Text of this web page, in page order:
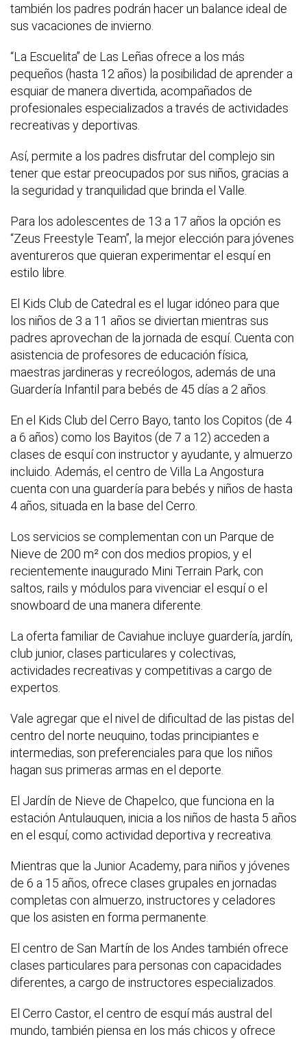
también los padres podrán hacer un balance ideal de
sus vacaciones de invierno.
“La Escuelita” de Las Leñas ofrece a los más
pequeños (hasta 12 años) la posibilidad de aprender a
esquiar de manera divertida, acompañados de
profesionales especializados a través de actividades
recreativas y deportivas.
Así, permite a los padres disfrutar del complejo sin
tener que estar preocupados por sus niños, gracias a
la seguridad y tranquilidad que brinda el Valle.
Para los adolescentes de 13 a 17 años la opción es
“Zeus Freestyle Team”, la mejor elección para jóvenes
aventureros que quieran experimentar el esquí en
estilo libre.
El Kids Club de Catedral es el lugar idóneo para que
los niños de 3 a 11 años se diviertan mientras sus
padres aprovechan de la jornada de esquí. Cuenta con
asistencia de profesores de educación física,
maestras jardineras y recreólogos, además de una
Guardería Infantil para bebés de 45 días a 2 años.
En el Kids Club del Cerro Bayo, tanto los Copitos (de 4
a 6 años) como los Bayitos (de 7 a 12) acceden a
clases de esquí con instructor y ayudante, y almuerzo
incluido. Además, el centro de Villa La Angostura
cuenta con una guardería para bebés y niños de hasta
4 años, situada en la base del Cerro.
Los servicios se complementan con un Parque de
Nieve de 200 m² con dos medios propios, y el
recientemente inaugurado Mini Terrain Park, con
saltos, rails y módulos para vivenciar el esquí o el
snowboard de una manera diferente.
La oferta familiar de Caviahue incluye guardería, jardín,
club junior, clases particulares y colectivas,
actividades recreativas y competitivas a cargo de
expertos.
Vale agregar que el nivel de dificultad de las pistas del
centro del norte neuquino, todas principiantes e
intermedias, son preferenciales para que los niños
hagan sus primeras armas en el deporte.
El Jardín de Nieve de Chapelco, que funciona en la
estación Antulauquen, inicia a los niños de hasta 5 años
en el esquí, como actividad deportiva y recreativa.
Mientras que la Junior Academy, para niños y jóvenes
de 6 a 15 años, ofrece clases grupales en jornadas
completas con almuerzo, instructores y celadores
que los asisten en forma permanente.
El centro de San Martín de los Andes también ofrece
clases particulares para personas con capacidades
diferentes, a cargo de instructores especializados.
El Cerro Castor, el centro de esquí más austral del
mundo, también piensa en los más chicos y ofrece